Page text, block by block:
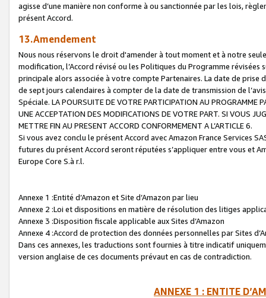
agisse d’une manière non conforme à ou sanctionnée par les lois,
présent Accord.
13.Amendement
Nous nous réservons le droit d'amender à tout moment et à notre
modification, l’Accord révisé ou les Politiques du Programme
principale alors associée à votre compte Partenaires. La date de
de sept jours calendaires à compter de la date de transmission de
Spéciale. LA POURSUITE DE VOTRE PARTICIPATION AU PROGRAMME
UNE ACCEPTATION DES MODIFICATIONS DE VOTRE PART. SI VOUS
METTRE FIN AU PRESENT ACCORD CONFORMEMENT A L’ARTICLE 6.
Si vous avez conclu le présent Accord avec Amazon France Services
futures du présent Accord seront réputées s’appliquer entre vous et
Europe Core S.à r.l.
Annexe 1 :Entité d’Amazon et Site d’Amazon par lieu
Annexe 2 :Loi et dispositions en matière de résolution des litiges
Annexe 3 :Disposition fiscale applicable aux Sites d’Amazon
Annexe 4 :Accord de protection des données personnelles par Sites
Dans ces annexes, les traductions sont fournies à titre indicatif
version anglaise de ces documents prévaut en cas de contradiction.
ANNEXE 1 : ENTITE